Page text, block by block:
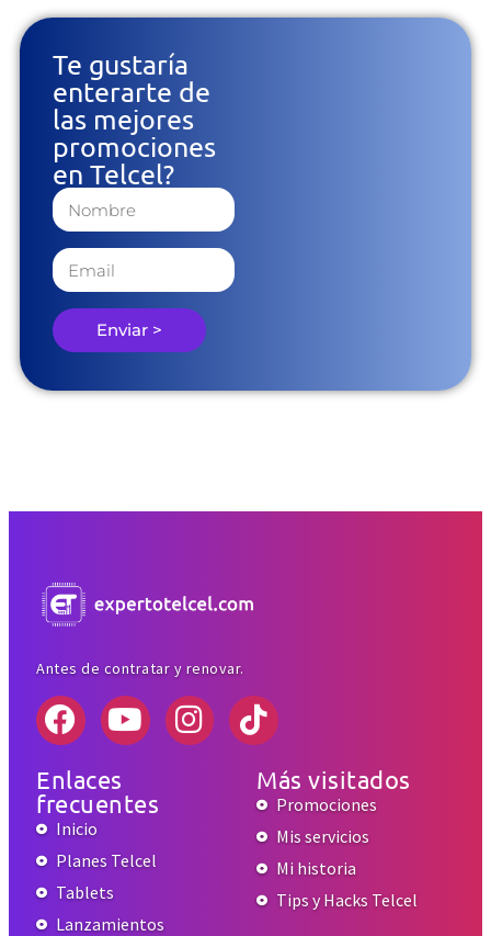
Te gustaría
enterarte de
las mejores
promociones
en Telcel?
Enviar >
Antes de contratar y renovar.
Enlaces
frecuentes
Inicio
Planes Telcel
Tablets
Lanzamientos
Más visitados
Promociones
Mis servicios
Mi historia
Tips y Hacks Telcel